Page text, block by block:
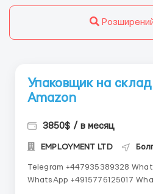
Упаковщик на склад
Amazon
3850$ / в месяц
EMPLOYMENT LTD
Telegram +447935389328 WhatsApp +447536642401
WhatsApp +4915776125017 WhatsApp +447529743898